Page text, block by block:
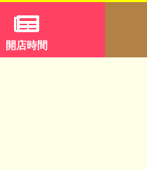
開店時間